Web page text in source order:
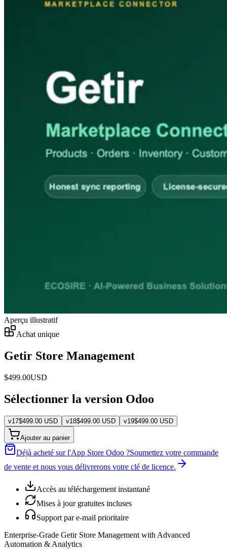
Aperçu illustratif
Achat unique
Getir Store Management
$499.00USD
Sélectionner la version Odoo
v17$499.00 USD v18$499.00 USD v19$499.00 USD
Ajouter au panier
Déjà acheté sur l'App Store Odoo ?Soumettez votre commande
de vente et nous vous délivrerons votre clé de licence.
Accès au téléchargement instantané
Mises à jour gratuites incluses
Support par e-mail prioritaire
Enterprise-Grade Getir Store Management with Advanced
Automation & Analytics